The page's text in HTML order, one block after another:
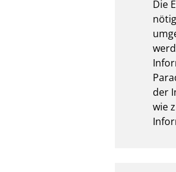
Die
der
wie